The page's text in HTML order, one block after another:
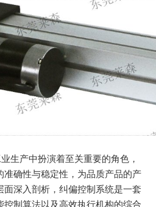
生产中扮演着至关重要的角色，
准确性与稳定性，为品质产品的产
面深入剖析，纠偏控制系统是一套
制算法以及高效执行机构的综合